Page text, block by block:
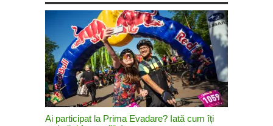
Ai participat la Prima Evadare? Iată cum îți